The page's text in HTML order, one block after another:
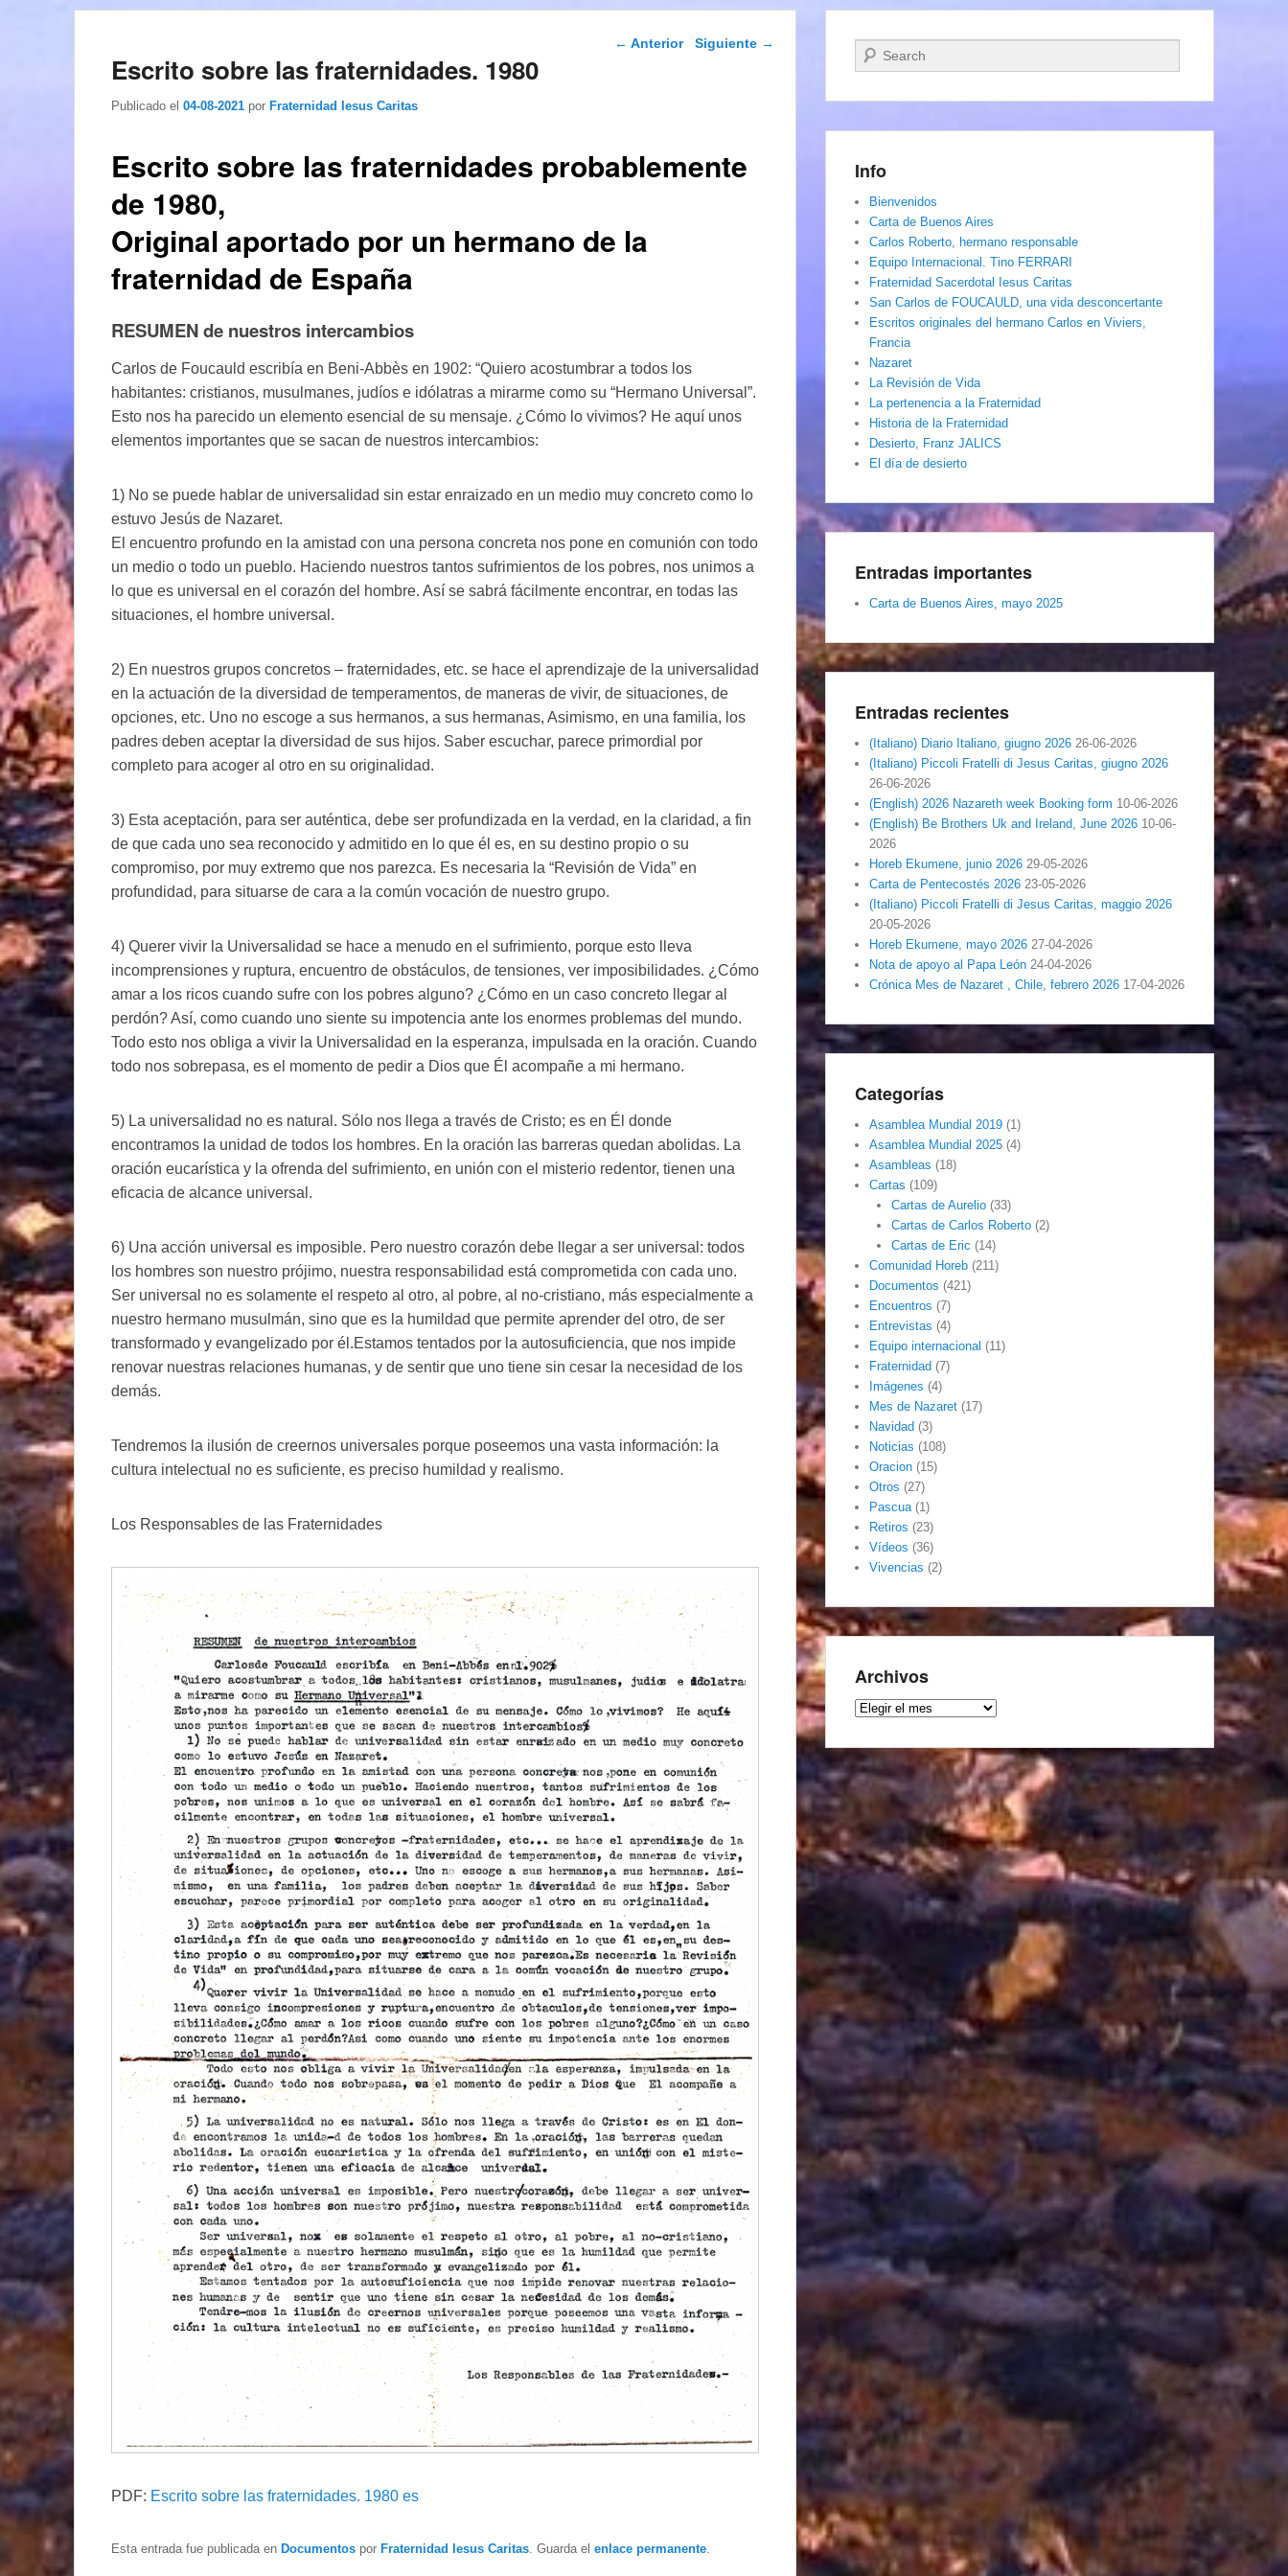
Navegación de
← Anterior Siguiente →
Escrito sobre las fraternidades. 1980
Publicado el 04-08-2021 por Fraternidad Iesus Caritas
Escrito sobre las fraternidades probablemente
de 1980,
Original aportado por un hermano de la
fraternidad de España
RESUMEN de nuestros intercambios
Carlos de Foucauld escribía en Beni-Abbès en 1902: “Quiero acostumbrar a todos los
habitantes: cristianos, musulmanes, judíos e idólatras a mirarme como su “Hermano Universal”.
Esto nos ha parecido un elemento esencial de su mensaje. ¿Cómo lo vivimos? He aquí unos
elementos importantes que se sacan de nuestros intercambios:
1) No se puede hablar de universalidad sin estar enraizado en un medio muy concreto como lo
estuvo Jesús de Nazaret.
El encuentro profundo en la amistad con una persona concreta nos pone en comunión con todo
un medio o todo un pueblo. Haciendo nuestros tantos sufrimientos de los pobres, nos unimos a
lo que es universal en el corazón del hombre. Así se sabrá fácilmente encontrar, en todas las
situaciones, el hombre universal.
2) En nuestros grupos concretos – fraternidades, etc. se hace el aprendizaje de la universalidad
en la actuación de la diversidad de temperamentos, de maneras de vivir, de situaciones, de
opciones, etc. Uno no escoge a sus hermanos, a sus hermanas, Asimismo, en una familia, los
padres deben aceptar la diversidad de sus hijos. Saber escuchar, parece primordial por
completo para acoger al otro en su originalidad.
3) Esta aceptación, para ser auténtica, debe ser profundizada en la verdad, en la claridad, a fin
de que cada uno sea reconocido y admitido en lo que él es, en su destino propio o su
compromiso, por muy extremo que nos parezca. Es necesaria la “Revisión de Vida” en
profundidad, para situarse de cara a la común vocación de nuestro grupo.
4) Querer vivir la Universalidad se hace a menudo en el sufrimiento, porque esto lleva
incomprensiones y ruptura, encuentro de obstáculos, de tensiones, ver imposibilidades. ¿Cómo
amar a los ricos cuando sufre con los pobres alguno? ¿Cómo en un caso concreto llegar al
perdón? Así, como cuando uno siente su impotencia ante los enormes problemas del mundo.
Todo esto nos obliga a vivir la Universalidad en la esperanza, impulsada en la oración. Cuando
todo nos sobrepasa, es el momento de pedir a Dios que Él acompañe a mi hermano.
5) La universalidad no es natural. Sólo nos llega a través de Cristo; es en Él donde
encontramos la unidad de todos los hombres. En la oración las barreras quedan abolidas. La
oración eucarística y la ofrenda del sufrimiento, en unión con el misterio redentor, tienen una
eficacia de alcance universal.
6) Una acción universal es imposible. Pero nuestro corazón debe llegar a ser universal: todos
los hombres son nuestro prójimo, nuestra responsabilidad está comprometida con cada uno.
Ser universal no es solamente el respeto al otro, al pobre, al no-cristiano, más especialmente a
nuestro hermano musulmán, sino que es la humildad que permite aprender del otro, de ser
transformado y evangelizado por él.Estamos tentados por la autosuficiencia, que nos impide
renovar nuestras relaciones humanas, y de sentir que uno tiene sin cesar la necesidad de los
demás.
Tendremos la ilusión de creernos universales porque poseemos una vasta información: la
cultura intelectual no es suficiente, es preciso humildad y realismo.
Los Responsables de las Fraternidades
PDF: Escrito sobre las fraternidades. 1980 es
Esta entrada fue publicada en Documentos por Fraternidad Iesus Caritas. Guarda el enlace permanente.
Buscar
Info
Bienvenidos
Carta de Buenos Aires
Carlos Roberto, hermano responsable
Equipo Internacional. Tino FERRARI
Fraternidad Sacerdotal Iesus Caritas
San Carlos de FOUCAULD, una vida desconcertante
Escritos originales del hermano Carlos en Viviers,
Francia
Nazaret
La Revisión de Vida
La pertenencia a la Fraternidad
Historia de la Fraternidad
Desierto, Franz JALICS
El día de desierto
Entradas importantes
Carta de Buenos Aires, mayo 2025
Entradas recientes
(Italiano) Diario Italiano, giugno 2026 26-06-2026
(Italiano) Piccoli Fratelli di Jesus Caritas, giugno 2026
26-06-2026
(English) 2026 Nazareth week Booking form 10-06-2026
(English) Be Brothers Uk and Ireland, June 2026 10-06-
2026
Horeb Ekumene, junio 2026 29-05-2026
Carta de Pentecostés 2026 23-05-2026
(Italiano) Piccoli Fratelli di Jesus Caritas, maggio 2026
20-05-2026
Horeb Ekumene, mayo 2026 27-04-2026
Nota de apoyo al Papa León 24-04-2026
Crónica Mes de Nazaret , Chile, febrero 2026 17-04-2026
Categorías
Asamblea Mundial 2019 (1)
Asamblea Mundial 2025 (4)
Asambleas (18)
Cartas (109)
Cartas de Aurelio(33)
Cartas de Carlos Roberto(2)
Cartas de Eric (14)
Comunidad Horeb (211)
Documentos (421)
Encuentros (7)
Entrevistas (4)
Equipo internacional (11)
Fraternidad (7)
Imágenes (4)
Mes de Nazaret (17)
Navidad (3)
Noticias (108)
Oracion (15)
Otros (27)
Pascua(1)
Retiros (23)
Vídeos (36)
Vivencias (2)
Archivos
Archivos